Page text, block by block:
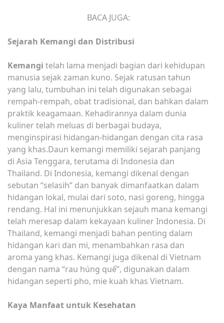
BACA JUGA:
Sejarah Kemangi dan Distribusi
Kemangi telah lama menjadi bagian dari kehidupan
manusia sejak zaman kuno. Sejak ratusan tahun
yang lalu, tumbuhan ini telah digunakan sebagai
rempah-rempah, obat tradisional, dan bahkan dalam
praktik keagamaan. Kehadirannya dalam dunia
kuliner telah meluas di berbagai budaya,
menginspirasi hidangan-hidangan dengan cita rasa
yang khas.Daun kemangi memiliki sejarah panjang
di Asia Tenggara, terutama di Indonesia dan
Thailand. Di Indonesia, kemangi dikenal dengan
sebutan “selasih” dan banyak dimanfaatkan dalam
hidangan lokal, mulai dari soto, nasi goreng, hingga
rendang. Hal ini menunjukkan sejauh mana kemangi
telah meresap dalam kekayaan kuliner Indonesia. Di
Thailand, kemangi menjadi bahan penting dalam
hidangan kari dan mi, menambahkan rasa dan
aroma yang khas. Kemangi juga dikenal di Vietnam
dengan nama “rau húng quế”, digunakan dalam
hidangan seperti pho, mie kuah khas Vietnam.
Kaya Manfaat untuk Kesehatan